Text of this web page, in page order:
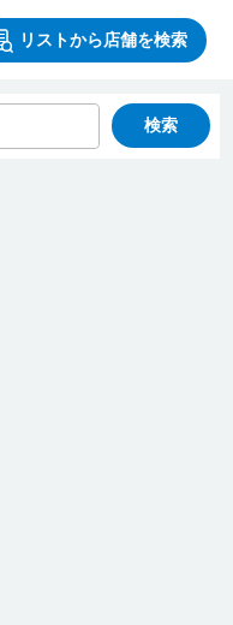
リストから店舗を検索
検索